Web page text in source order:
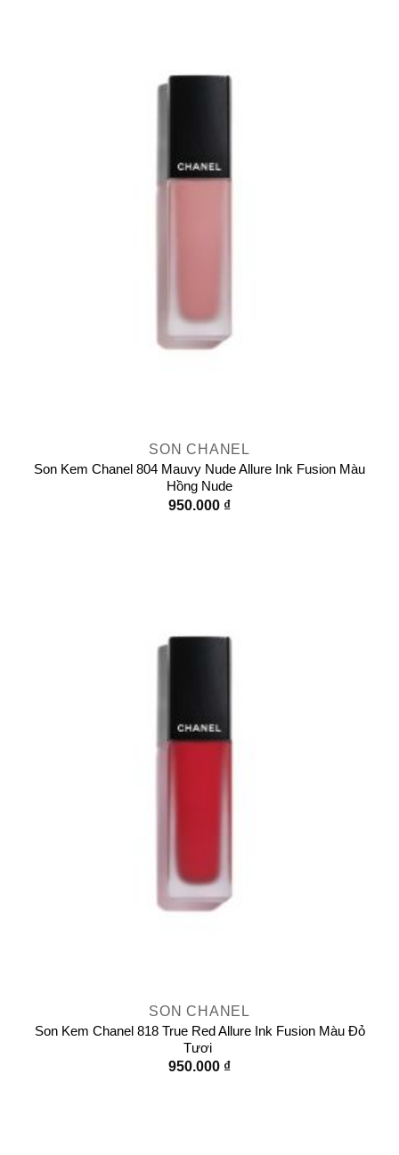
SON CHANEL
Son Kem Chanel 804 Mauvy Nude Allure Ink Fusion Màu
Hồng Nude
950.000 ₫
SON CHANEL
Son Kem Chanel 818 True Red Allure Ink Fusion Màu Đỏ
Tươi
950.000 ₫